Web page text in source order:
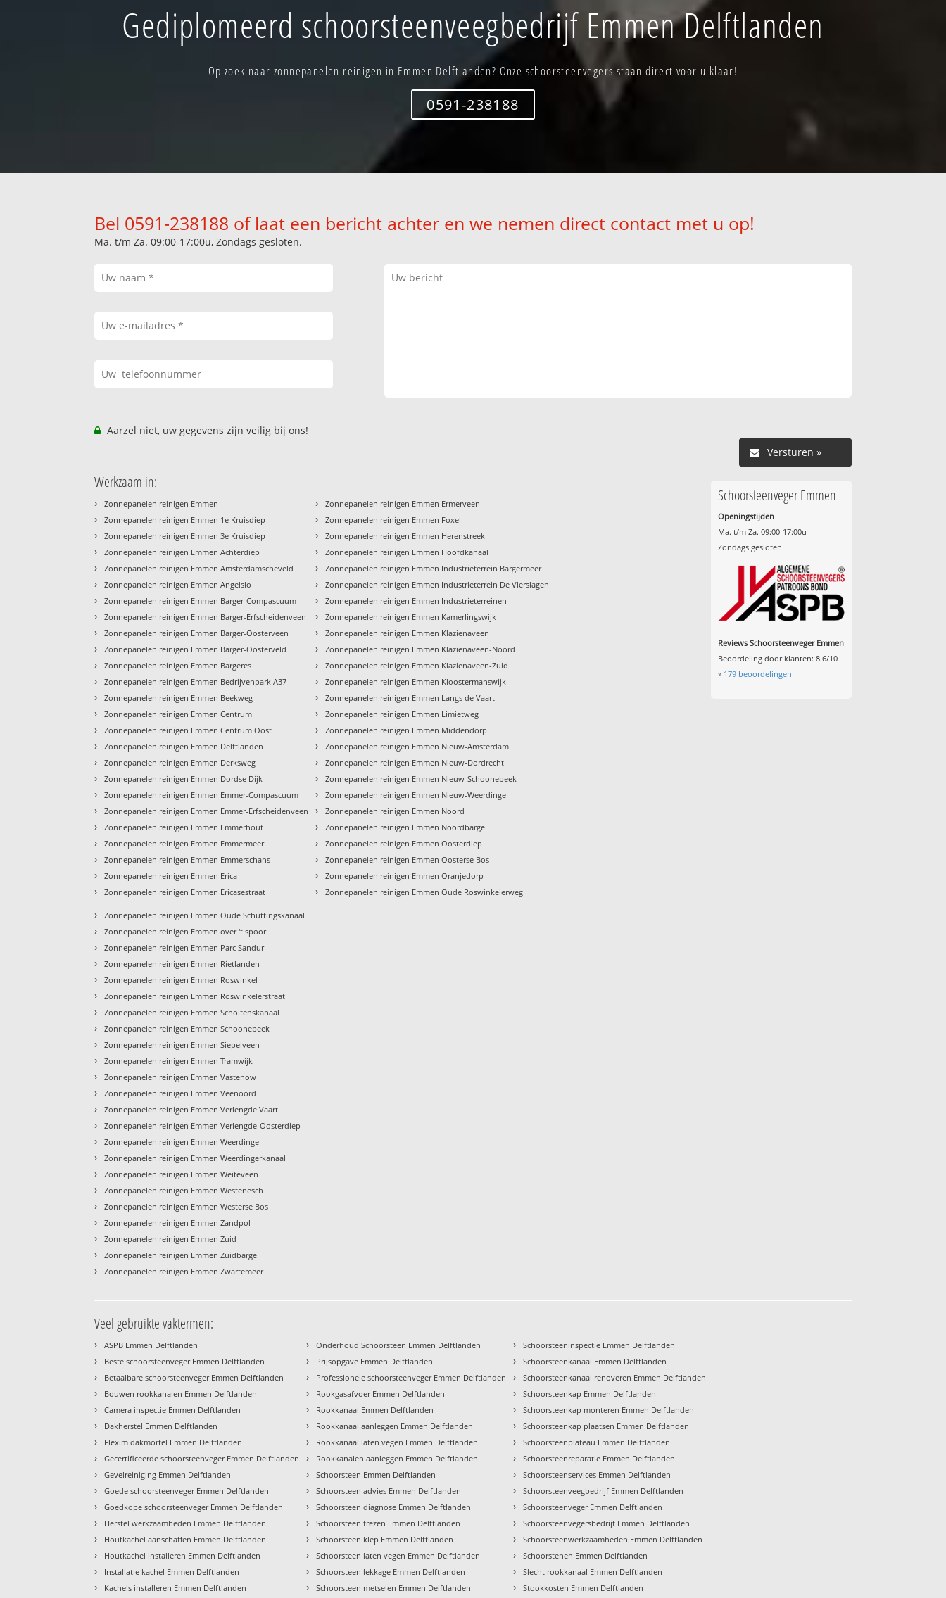
Gediplomeerd schoorsteenveegbedrijf Emmen Delftlanden
Op zoek naar zonnepanelen reinigen in Emmen Delftlanden? Onze schoorsteenvegers staan direct voor u klaar!
0591-238188
Bel 0591-238188 of laat een bericht achter en we nemen direct contact met u op!
Ma. t/m Za. 09:00-17:00u, Zondags gesloten.
Aarzel niet, uw gegevens zijn veilig bij ons!
Versturen »
Werkzaam in:
› Zonnepanelen reinigen Emmen
› Zonnepanelen reinigen Emmen 1e Kruisdiep
› Zonnepanelen reinigen Emmen 3e Kruisdiep
› Zonnepanelen reinigen Emmen Achterdiep
› Zonnepanelen reinigen Emmen Amsterdamscheveld
› Zonnepanelen reinigen Emmen Angelslo
› Zonnepanelen reinigen Emmen Barger-Compascuum
› Zonnepanelen reinigen Emmen Barger-Erfscheidenveen
› Zonnepanelen reinigen Emmen Barger-Oosterveen
› Zonnepanelen reinigen Emmen Barger-Oosterveld
› Zonnepanelen reinigen Emmen Bargeres
› Zonnepanelen reinigen Emmen Bedrijvenpark A37
› Zonnepanelen reinigen Emmen Beekweg
› Zonnepanelen reinigen Emmen Centrum
› Zonnepanelen reinigen Emmen Centrum Oost
› Zonnepanelen reinigen Emmen Delftlanden
› Zonnepanelen reinigen Emmen Derksweg
› Zonnepanelen reinigen Emmen Dordse Dijk
› Zonnepanelen reinigen Emmen Emmer-Compascuum
› Zonnepanelen reinigen Emmen Emmer-Erfscheidenveen
› Zonnepanelen reinigen Emmen Emmerhout
› Zonnepanelen reinigen Emmen Emmermeer
› Zonnepanelen reinigen Emmen Emmerschans
› Zonnepanelen reinigen Emmen Erica
› Zonnepanelen reinigen Emmen Ericasestraat
› Zonnepanelen reinigen Emmen Ermerveen
› Zonnepanelen reinigen Emmen Foxel
› Zonnepanelen reinigen Emmen Herenstreek
› Zonnepanelen reinigen Emmen Hoofdkanaal
› Zonnepanelen reinigen Emmen Industrieterrein Bargermeer
› Zonnepanelen reinigen Emmen Industrieterrein De Vierslagen
› Zonnepanelen reinigen Emmen Industrieterreinen
› Zonnepanelen reinigen Emmen Kamerlingswijk
› Zonnepanelen reinigen Emmen Klazienaveen
› Zonnepanelen reinigen Emmen Klazienaveen-Noord
› Zonnepanelen reinigen Emmen Klazienaveen-Zuid
› Zonnepanelen reinigen Emmen Kloostermanswijk
› Zonnepanelen reinigen Emmen Langs de Vaart
› Zonnepanelen reinigen Emmen Limietweg
› Zonnepanelen reinigen Emmen Middendorp
› Zonnepanelen reinigen Emmen Nieuw-Amsterdam
› Zonnepanelen reinigen Emmen Nieuw-Dordrecht
› Zonnepanelen reinigen Emmen Nieuw-Schoonebeek
› Zonnepanelen reinigen Emmen Nieuw-Weerdinge
› Zonnepanelen reinigen Emmen Noord
› Zonnepanelen reinigen Emmen Noordbarge
› Zonnepanelen reinigen Emmen Oosterdiep
› Zonnepanelen reinigen Emmen Oosterse Bos
› Zonnepanelen reinigen Emmen Oranjedorp
› Zonnepanelen reinigen Emmen Oude Roswinkelerweg
› Zonnepanelen reinigen Emmen Oude Schuttingskanaal
› Zonnepanelen reinigen Emmen over 't spoor
› Zonnepanelen reinigen Emmen Parc Sandur
› Zonnepanelen reinigen Emmen Rietlanden
› Zonnepanelen reinigen Emmen Roswinkel
› Zonnepanelen reinigen Emmen Roswinkelerstraat
› Zonnepanelen reinigen Emmen Scholtenskanaal
› Zonnepanelen reinigen Emmen Schoonebeek
› Zonnepanelen reinigen Emmen Siepelveen
› Zonnepanelen reinigen Emmen Tramwijk
› Zonnepanelen reinigen Emmen Vastenow
› Zonnepanelen reinigen Emmen Veenoord
› Zonnepanelen reinigen Emmen Verlengde Vaart
› Zonnepanelen reinigen Emmen Verlengde-Oosterdiep
› Zonnepanelen reinigen Emmen Weerdinge
› Zonnepanelen reinigen Emmen Weerdingerkanaal
› Zonnepanelen reinigen Emmen Weiteveen
› Zonnepanelen reinigen Emmen Westenesch
› Zonnepanelen reinigen Emmen Westerse Bos
› Zonnepanelen reinigen Emmen Zandpol
› Zonnepanelen reinigen Emmen Zuid
› Zonnepanelen reinigen Emmen Zuidbarge
› Zonnepanelen reinigen Emmen Zwartemeer
Schoorsteenveger Emmen
Openingstijden
Ma. t/m Za. 09:00-17:00u
Zondags gesloten
Reviews Schoorsteenveger Emmen
Beoordeling door klanten: 8.6/10
» 179beoordelingen
Veel gebruikte vaktermen:
› ASPB Emmen Delftlanden
› Beste schoorsteenveger Emmen Delftlanden
› Betaalbare schoorsteenveger Emmen Delftlanden
› Bouwen rookkanalen Emmen Delftlanden
› Camera inspectie Emmen Delftlanden
› Dakherstel Emmen Delftlanden
› Flexim dakmortel Emmen Delftlanden
› Gecertificeerde schoorsteenveger Emmen Delftlanden
› Gevelreiniging Emmen Delftlanden
› Goede schoorsteenveger Emmen Delftlanden
› Goedkope schoorsteenveger Emmen Delftlanden
› Herstel werkzaamheden Emmen Delftlanden
› Houtkachel aanschaffen Emmen Delftlanden
› Houtkachel installeren Emmen Delftlanden
› Installatie kachel Emmen Delftlanden
› Kachels installeren Emmen Delftlanden
› Onderhoud Schoorsteen Emmen Delftlanden
› Prijsopgave Emmen Delftlanden
› Professionele schoorsteenveger Emmen Delftlanden
› Rookgasafvoer Emmen Delftlanden
› Rookkanaal Emmen Delftlanden
› Rookkanaal aanleggen Emmen Delftlanden
› Rookkanaal laten vegen Emmen Delftlanden
› Rookkanalen aanleggen Emmen Delftlanden
› Schoorsteen Emmen Delftlanden
› Schoorsteen advies Emmen Delftlanden
› Schoorsteen diagnose Emmen Delftlanden
› Schoorsteen frezen Emmen Delftlanden
› Schoorsteen klep Emmen Delftlanden
› Schoorsteen laten vegen Emmen Delftlanden
› Schoorsteen lekkage Emmen Delftlanden
› Schoorsteen metselen Emmen Delftlanden
› Schoorsteeninspectie Emmen Delftlanden
› Schoorsteenkanaal Emmen Delftlanden
› Schoorsteenkanaal renoveren Emmen Delftlanden
› Schoorsteenkap Emmen Delftlanden
› Schoorsteenkap monteren Emmen Delftlanden
› Schoorsteenkap plaatsen Emmen Delftlanden
› Schoorsteenplateau Emmen Delftlanden
› Schoorsteenreparatie Emmen Delftlanden
› Schoorsteenservices Emmen Delftlanden
› Schoorsteenveegbedrijf Emmen Delftlanden
› Schoorsteenveger Emmen Delftlanden
› Schoorsteenvegersbedrijf Emmen Delftlanden
› Schoorsteenwerkzaamheden Emmen Delftlanden
› Schoorstenen Emmen Delftlanden
› Slecht rookkanaal Emmen Delftlanden
› Stookkosten Emmen Delftlanden